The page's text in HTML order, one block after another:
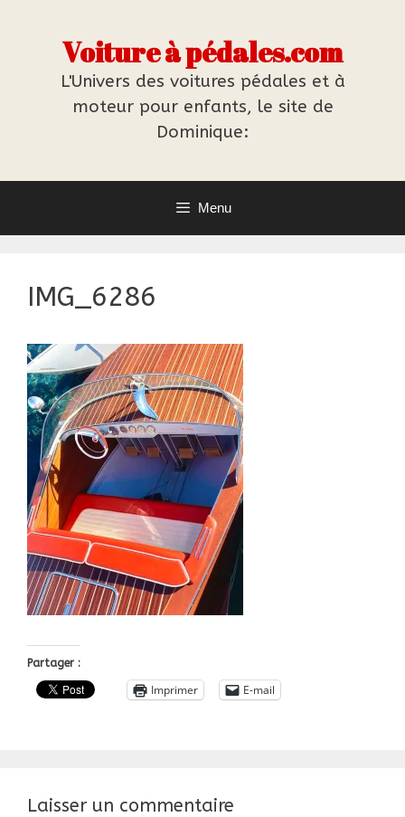
Voiture à pédales.com
L'Univers des voitures pédales et à
moteur pour enfants, le site de
Dominique:
Menu
IMG_6286
Partager :
Imprimer E-mail
Laisser un commentaire